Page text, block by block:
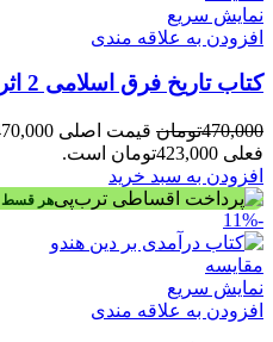
نمایش سریع
افزودن به علاقه مندی
کتاب تاریخ فرق اسلامی 2 اثر حسین صابری
470,000تومان قیمت اصلی 470,000تومان بود.
فعلی 423,000تومان است.
افزودن به سبد خرید
هر قسط
-11%
مقايسه
نمایش سریع
افزودن به علاقه مندی